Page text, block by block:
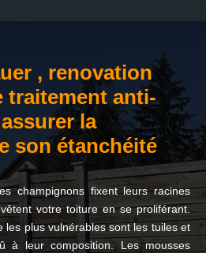
, renovation
traitement anti-
la
son étanchéité
champignons fixent leurs racines
votre toiture en se proliférant.
les plus vulnérables sont les tuiles et
à leur composition. Les mousses